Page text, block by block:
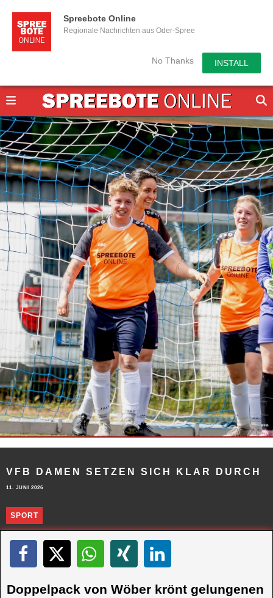
Spreebote Online
Regionale Nachrichten aus Oder-Spree
No Thanks INSTALL
VFB DAMEN SETZEN SICH KLAR DURCH
11. JUNI 2026
SPORT
Doppelpack von Wöber krönt gelungenen